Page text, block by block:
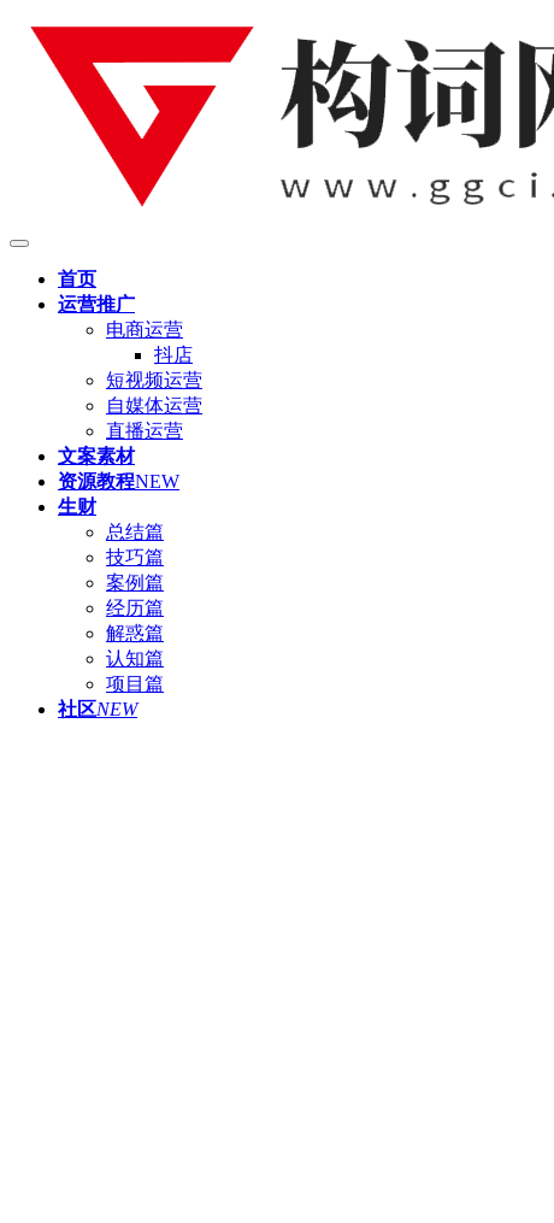
首页
运营推广
电商运营
抖店
短视频运营
自媒体运营
直播运营
文案素材
资源教程NEW
生财
总结篇
技巧篇
案例篇
经历篇
解惑篇
认知篇
项目篇
社区NEW